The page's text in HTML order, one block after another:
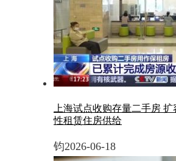
上海试点收购存量二手房
性租赁住房供给
钧2026-06-18